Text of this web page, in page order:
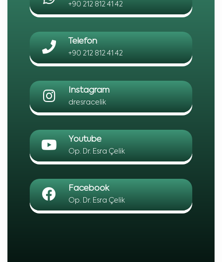
+90 212 812 41 42
Telefon
+90 212 812 41 42
Instagram
dresracelik
Youtube
Op. Dr. Esra Çelik
Facebook
Op. Dr. Esra Çelik